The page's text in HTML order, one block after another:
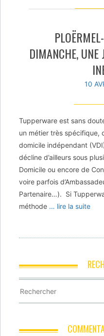
DIMANCHE, UNE
10
Tupperware est sans
un métier très spécifique,
domicile indépendant
décline d’ailleurs sous
Domicile ou encore de
voire parfois
Partenaire…). Si
méthode … lire la suite